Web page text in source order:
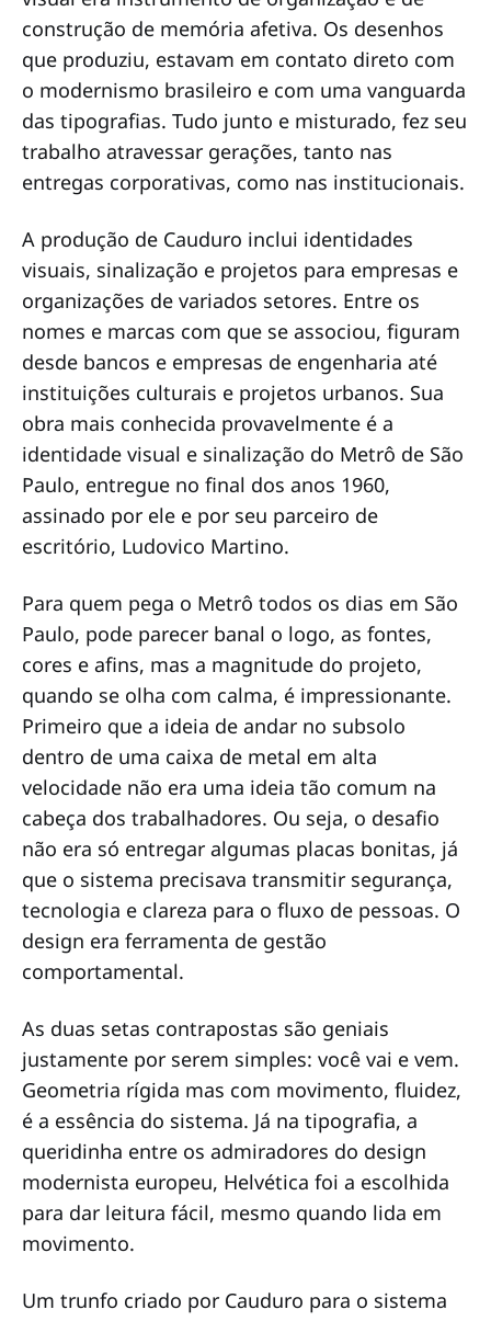
construção de memória afetiva. Os desenhos
que produziu, estavam em contato direto com
o modernismo brasileiro e com uma vanguarda
das tipografias. Tudo junto e misturado, fez seu
trabalho atravessar gerações, tanto nas
entregas corporativas, como nas institucionais.
A produção de Cauduro inclui identidades
visuais, sinalização e projetos para empresas e
organizações de variados setores. Entre os
nomes e marcas com que se associou, figuram
desde bancos e empresas de engenharia até
instituições culturais e projetos urbanos. Sua
obra mais conhecida provavelmente é a
identidade visual e sinalização do Metrô de São
Paulo, entregue no final dos anos 1960,
assinado por ele e por seu parceiro de
escritório, Ludovico Martino.
Para quem pega o Metrô todos os dias em São
Paulo, pode parecer banal o logo, as fontes,
cores e afins, mas a magnitude do projeto,
quando se olha com calma, é impressionante.
Primeiro que a ideia de andar no subsolo
dentro de uma caixa de metal em alta
velocidade não era uma ideia tão comum na
cabeça dos trabalhadores. Ou seja, o desafio
não era só entregar algumas placas bonitas, já
que o sistema precisava transmitir segurança,
tecnologia e clareza para o fluxo de pessoas. O
design era ferramenta de gestão
comportamental.
As duas setas contrapostas são geniais
justamente por serem simples: você vai e vem.
Geometria rígida mas com movimento, fluidez,
é a essência do sistema. Já na tipografia, a
queridinha entre os admiradores do design
modernista europeu, Helvética foi a escolhida
para dar leitura fácil, mesmo quando lida em
movimento.
Um trunfo criado por Cauduro para o sistema